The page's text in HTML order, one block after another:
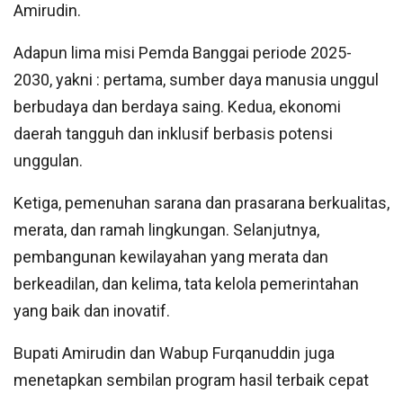
Amirudin.
Adapun lima misi Pemda Banggai periode 2025-
2030, yakni : pertama, sumber daya manusia unggul
berbudaya dan berdaya saing. Kedua, ekonomi
daerah tangguh dan inklusif berbasis potensi
unggulan.
Ketiga, pemenuhan sarana dan prasarana berkualitas,
merata, dan ramah lingkungan. Selanjutnya,
pembangunan kewilayahan yang merata dan
berkeadilan, dan kelima, tata kelola pemerintahan
yang baik dan inovatif.
Bupati Amirudin dan Wabup Furqanuddin juga
menetapkan sembilan program hasil terbaik cepat